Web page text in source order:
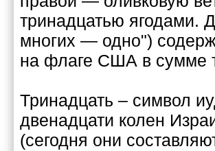
тринадцатью ягодами.
многих — одно")
на флаге США в сумме
Тринадцать – символ
двенадцати колен
(сегодня они